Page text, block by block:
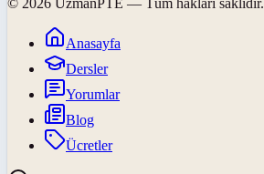
Anasayfa
Dersler
Yorumlar
Blog
Ücretler